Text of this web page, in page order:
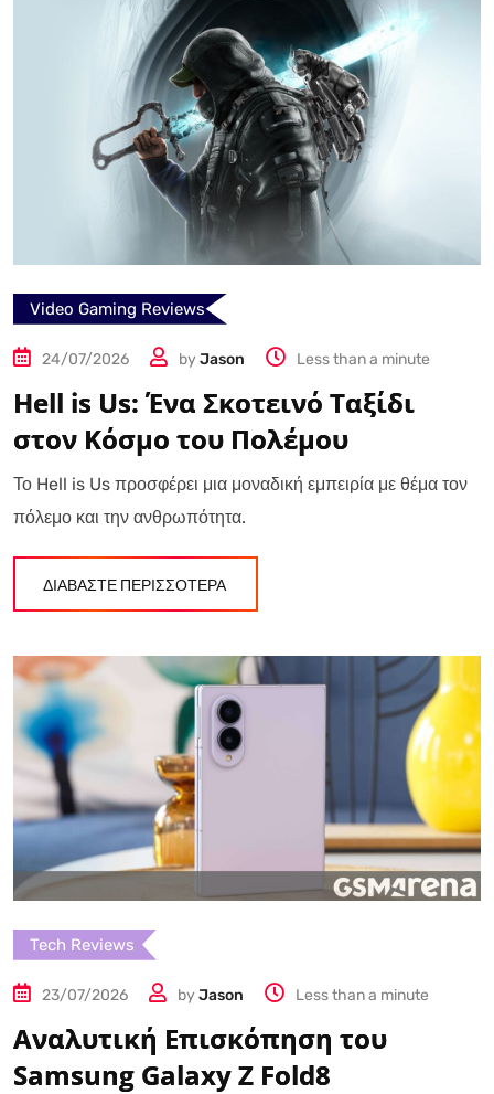
Video Gaming Reviews
24/07/2026 by Jason Less than a minute
Hell is Us: Ένα Σκοτεινό Ταξίδι
στον Κόσμο του Πολέμου
Το Hell is Us προσφέρει μια μοναδική εμπειρία με θέμα τον
πόλεμο και την ανθρωπότητα.
ΔΙΑΒΑΣΤΕ ΠΕΡΙΣΣΟΤΕΡΑ
Tech Reviews
23/07/2026 by Jason Less than a minute
Αναλυτική Επισκόπηση του
Samsung Galaxy Z Fold8